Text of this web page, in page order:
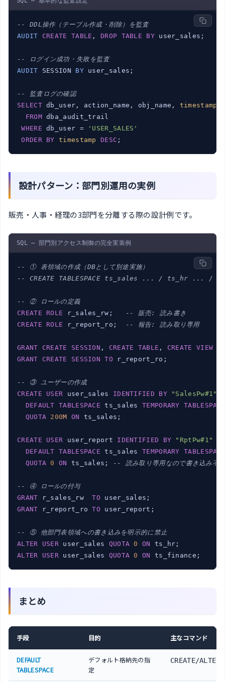
-- DDL操作（テーブル作成・削除）を監査
AUDIT
CREATE TABLE , DROP TABLE BY user_sales;
-- ログイン成功・失敗を監査
AUDIT SESSION BY user_sales;
-- 監査ログの確認
SELECT db_user, action_name, obj_name, timestamp
FROM dba_audit_trail
WHERE db_user =
'USER_SALES'
ORDER
BY timestamp DESC ;
設計パターン：部門別運用の実例
販売・人事・経理の3部門を分離する際の設計例です。
SQL — 部門別アクセス制御の完全実装例
-- ① 表領域の作成（DBとして別途実施）
-- CREATE TABLESPACE ts_sales ... / ts_hr ... /
-- ② ロールの定義
CREATE
ROLE r_sales_rw;
-- 販売: 読み書き
CREATE
ROLE r_report_ro; -- 報告: 読み取り専用
GRANT CREATE SESSION , CREATE TABLE , CREATE VIEW
GRANT
CREATE SESSION TO r_report_ro;
-- ③ ユーザーの作成
CREATE
USER user_sales IDENTIFIED BY
"SalesPw#1"
DEFAULT
TABLESPACE ts_sales TEMPORARY
QUOTA
200M ON ts_sales;
CREATE USER user_report IDENTIFIED BY
"RptPw#1"
DEFAULT
TABLESPACE ts_sales TEMPORARY
QUOTA
0 ON ts_sales; -- 読み取り専用なので書き込み不
-- ④ ロールの付与
GRANT r_sales_rw TO
GRANT r_report_ro TO user_report;
-- ⑤ 他部門表領域への書き込みを明示的に禁止
ALTER
USER user_sales QUOTA 0 ON
ALTER
USER user_sales QUOTA 0 ON ts_finance;
まとめ
手段 目的 主なコマンド
DEFAULT
TABLESPACE
デフォルト格納先の指
定
CREATE/ALTER